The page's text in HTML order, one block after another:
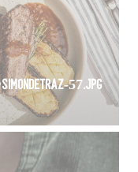
57.jpg